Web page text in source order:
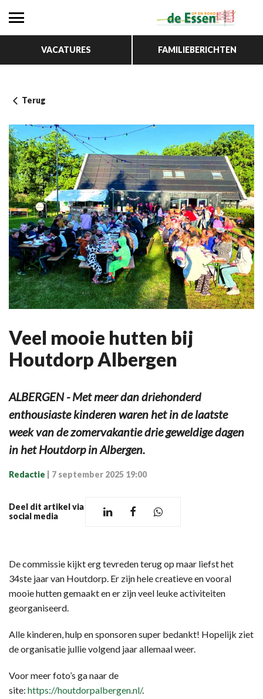
VACATURES FAMILIEBERICHTEN
Terug
Veel mooie hutten bij
Houtdorp Albergen
ALBERGEN - Met meer dan driehonderd
enthousiaste kinderen waren het in de laatste
week van de zomervakantie drie geweldige dagen
in het Houtdorp in Albergen.
Redactie 7 september 2025 19:00
Deel dit artikel via
social media
De commissie kijkt erg tevreden terug op maar liefst het
34ste jaar van Houtdorp. Er zijn hele creatieve en vooral
mooie hutten gemaakt en er zijn veel leuke activiteiten
georganiseerd.
Alle kinderen, hulp en sponsoren super bedankt! Hopelijk ziet
de organisatie jullie volgend jaar allemaal weer.
Voor meer foto’s ga naar de
site: https://houtdorpalbergen.nl/.